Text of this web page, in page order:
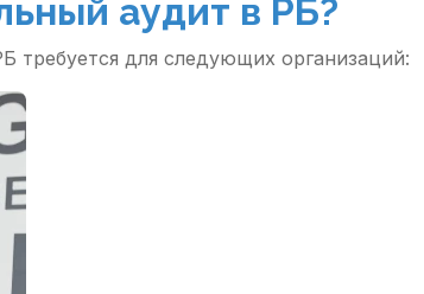
аудит в РБ?
требуется для следующих организаций: